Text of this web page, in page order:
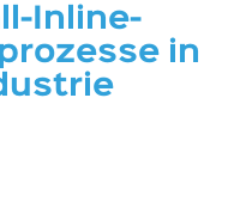
Inline-
in